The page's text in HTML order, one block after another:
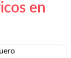
en